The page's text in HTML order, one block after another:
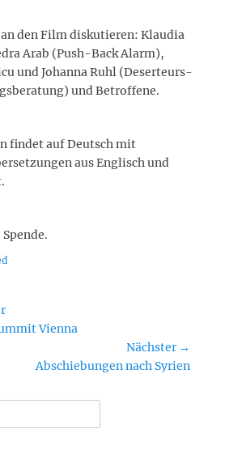
den Film diskutieren: Klaudia
Arab (Push-Back Alarm),
und Johanna Ruhl (Deserteurs-
und Betroffene.
findet auf Deutsch mit
aus Englisch und
Vienna
Nächster →
Abschiebungen nach Syrien